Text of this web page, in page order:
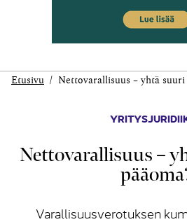
Etusivu Nettovarallisuus – yhtä suuri
Nettovarallisuus –
Varallisuusverotuksen